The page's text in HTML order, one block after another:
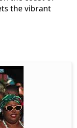
the vibrant